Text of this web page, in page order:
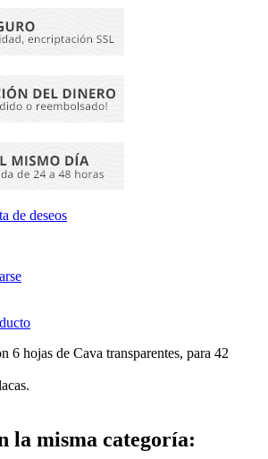
de deseos
6 hojas de Cava transparentes, para 42
la misma categoría: